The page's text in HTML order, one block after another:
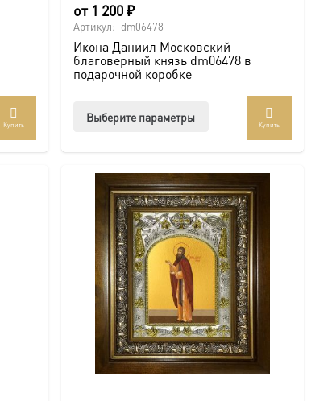
Купить
от 1 200₽
Артикул: dm06478
Икона Даниил Московский
благоверный князь dm06478 в
подарочной коробке
Выберите параметры
вариаций.
Опции
можно
выбрать
на
странице
товара.
Купить